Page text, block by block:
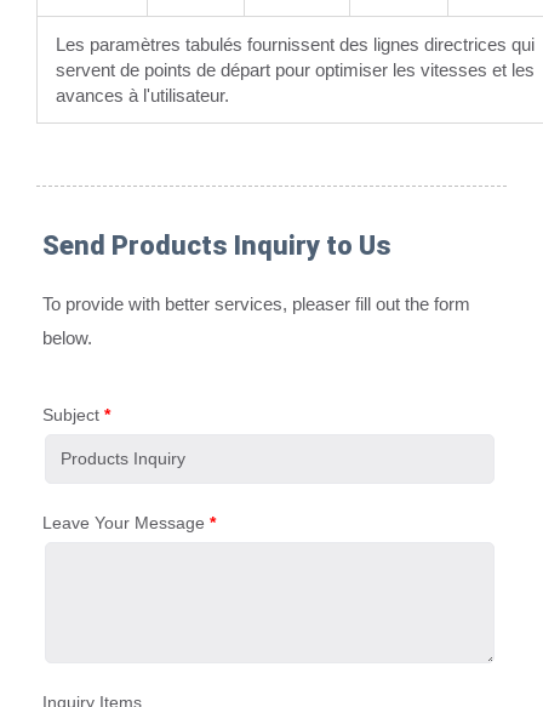
Les paramètres tabulés fournissent des lignes directrices qui
servent de points de départ pour optimiser les vitesses et les
avances à l'utilisateur.